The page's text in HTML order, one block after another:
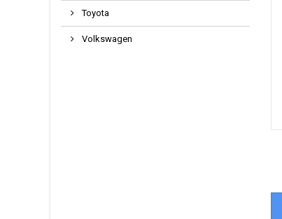
Toyota
Volkswagen